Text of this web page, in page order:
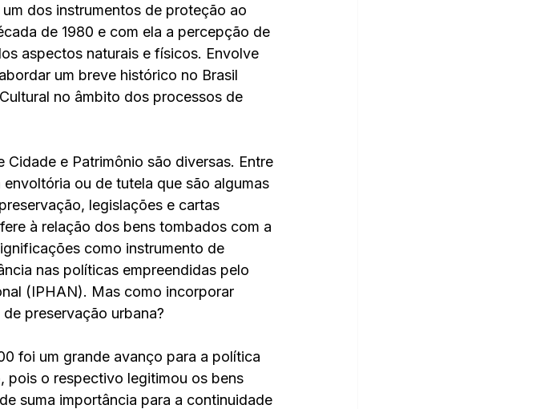
dos instrumentos de proteção ao
de 1980 e com ela a percepção de
aspectos naturais e físicos. Envolve
um breve histórico no Brasil
no âmbito dos processos de
Cidade e Patrimônio são diversas. Entre
ou de tutela que são algumas
legislações e cartas
à relação dos bens tombados com a
como instrumento de
nas políticas empreendidas pelo
(IPHAN). Mas como incorporar
preservação urbana?
foi um grande avanço para a política
pois o respectivo legitimou os bens
suma importância para a continuidade